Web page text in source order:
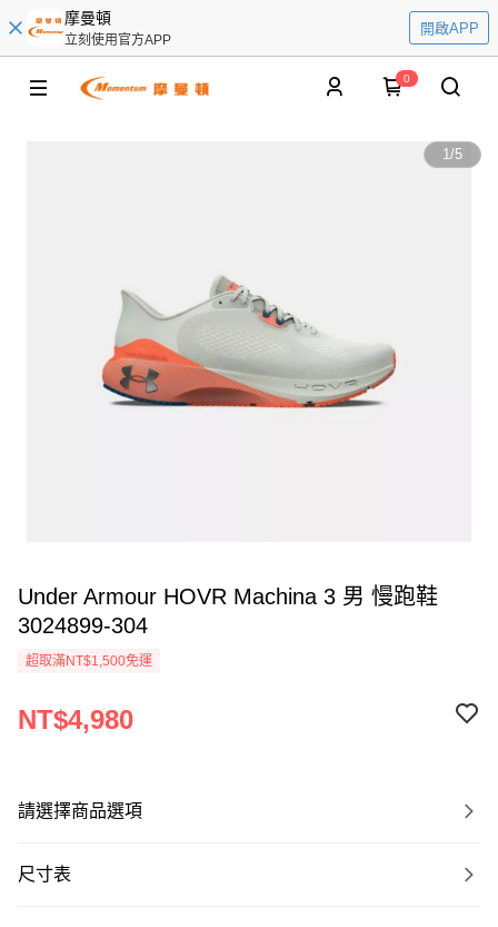
摩曼頓
立刻使用官方APP
開啟APP
0
1/5
Under Armour HOVR Machina 3 男 慢跑鞋
3024899-304
超取滿NT$1,500免運
NT$4,980
請選擇商品選項
尺寸表